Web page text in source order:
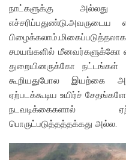
நாட்களுக்கு
சமயங்களில் மீனவர்களுக்கோ
துறையினருக்கோ
கூறியதுபோல இயற்கை
ஏற்படக்கூடிய உயிர்ச்
நடவடிக்கைகளால்
பொருட்படுத்தத்தக்கது அல்ல.